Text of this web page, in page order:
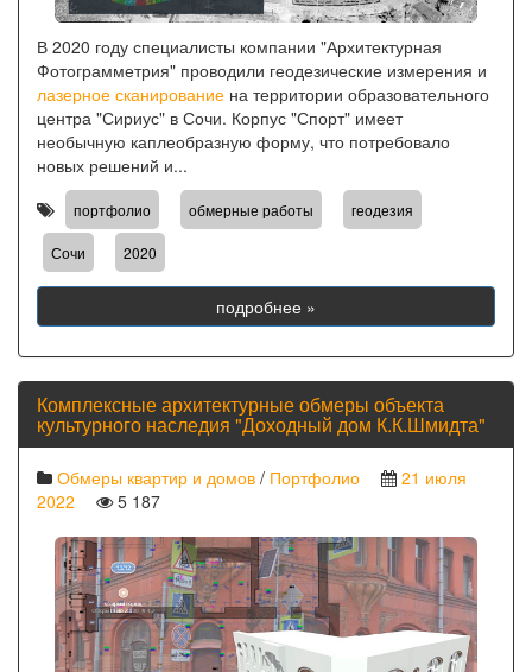
В 2020 году специалисты компании "Архитектурная
Фотограмметрия" проводили геодезические измерения и
лазерное сканирование на территории образовательного
центра "Сириус" в Сочи. Корпус "Спорт" имеет
необычную каплеобразную форму, что потребовало
новых решений и...
портфолио обмерные работы геодезия
Сочи 2020
подробнее »
Комплексные архитектурные обмеры объекта
культурного наследия "Доходный дом К.К.Шмидта"
Обмеры квартир и домов / Портфолио
21 июля
2022
5 187